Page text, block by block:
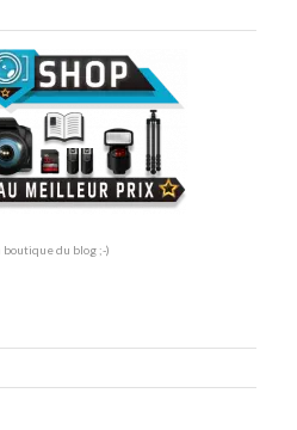
boutique du blog ;-)